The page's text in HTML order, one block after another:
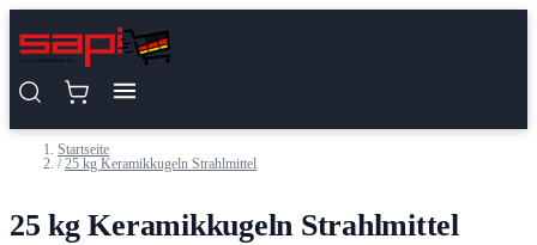
Startseite
/ 25 kg Keramikkugeln Strahlmittel
25 kg Keramikkugeln Strahlmittel